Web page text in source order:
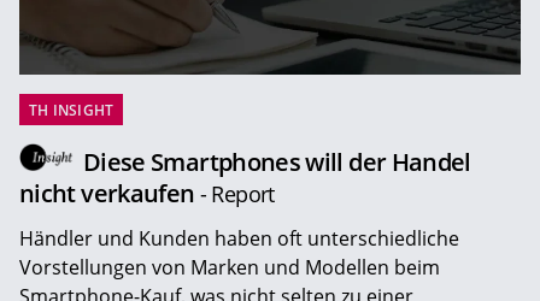
TH INSIGHT
Diese Smartphones will der Handel
nicht verkaufen - Report
Händler und Kunden haben oft unterschiedliche
Vorstellungen von Marken und Modellen beim